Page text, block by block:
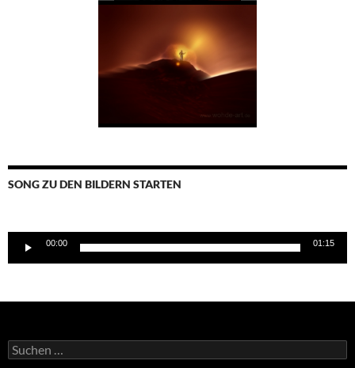
SONG ZU DEN BILDERN STARTEN
Player
00:00 01:15
Suchen
nach: